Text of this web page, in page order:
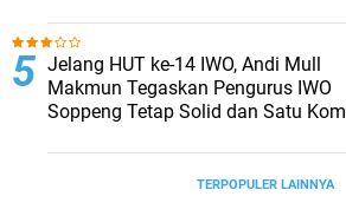
Jelang HUT ke-14 IWO, Andi Mull
Makmun Tegaskan Pengurus IWO
Soppeng Tetap Solid dan Satu
TERPOPULER LAINNYA